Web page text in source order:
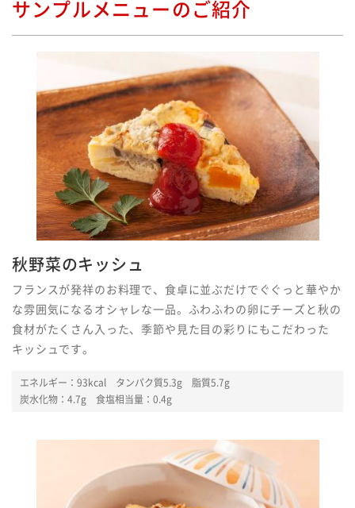
サンプルメニューのご紹介
秋野菜のキッシュ
フランスが発祥のお料理で、食卓に並ぶだけでぐぐっと華やか
な雰囲気になるオシャレな一品。ふわふわの卵にチーズと秋の
食材がたくさん入った、季節や見た目の彩りにもこだわった
キッシュです。
エネルギー：93kcal タンパク質5.3g 脂質5.7g
炭水化物：4.7g 食塩相当量：0.4g